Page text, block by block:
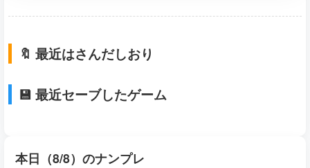
🔖 最近はさんだしおり
💾 最近セーブしたゲーム
本日（8/8）のナンプレ